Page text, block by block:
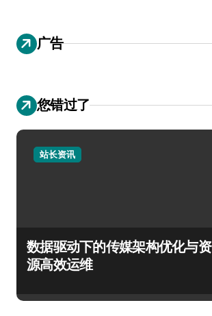
广告
您错过了
站长资讯
数据驱动下的传媒架构优化与资
源高效运维